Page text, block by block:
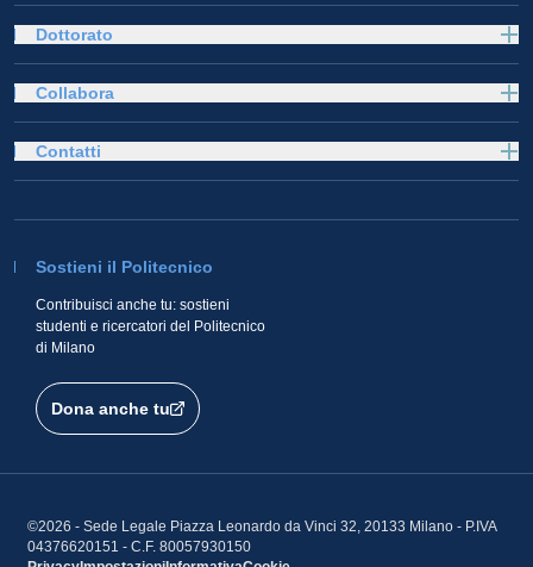
Dottorato
Collabora
Sostieni il Politecnico
Contribuisci anche tu: sostieni
studenti e ricercatori del Politecnico
di Milano
Dona anche tu
Contatti
©2026 - Sede Legale Piazza Leonardo da Vinci 32, 20133 Milano - P.IVA
04376620151 - C.F. 80057930150